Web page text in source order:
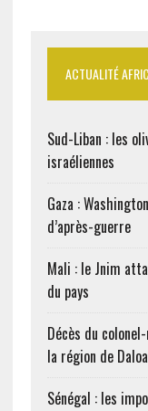
ACTUALITÉ
Sud-Liban : les
israéliennes
Gaza :
d’après-guerre
Mali : le Jnim
du pays
Décès du
la région de Daloa
Sénégal : les